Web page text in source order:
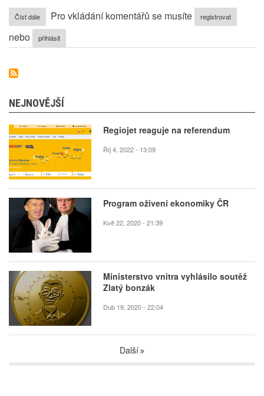
Číst dále
Regiojet
reaguje
na
Pro vkládání komentářů se musíte registrovat
nebo přihlásit
NEJNOVĚJŠÍ
Regiojet reaguje na referendum
Říj 4, 2022 - 13:09
Program oživení ekonomiky ČR
Kvě 22, 2020 - 21:39
Ministerstvo vnitra vyhlásilo soutěž
Zlatý bonzák
Dub 19, 2020 - 22:04
Další